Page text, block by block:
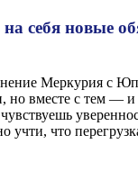
себя новые
Меркурия с
но вместе с тем —
учти, что